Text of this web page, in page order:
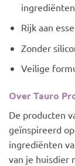
ingrediënten
Rijk aan
Zonder
Veilige
Over Tauro
De producten
geïnspireerd
ingrediënten
van je huisdier